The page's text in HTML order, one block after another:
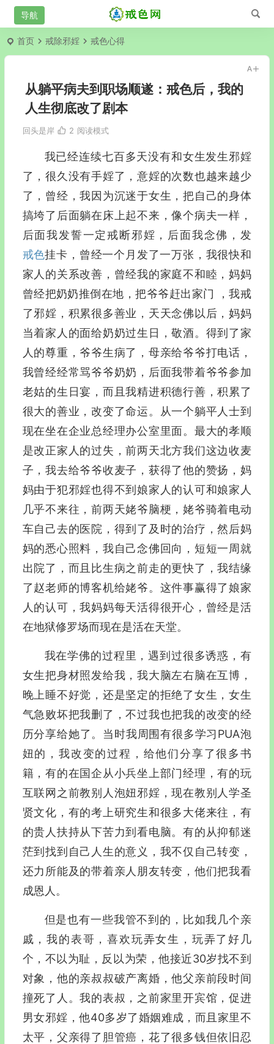
首页 戒除邪婬 戒色心得
从躺平病夫到职场顺遂：戒色后，我的
人生彻底改了剧本
回头是岸 2 阅读模式
我已经连续七百多天没有和女生发生邪婬
了，很久没有手婬了，意婬的次数也越来越少
了，曾经，我因为沉迷于女生，把自己的身体
搞垮了后面躺在床上起不来，像个病夫一样，
后面我发誓一定戒断邪婬，后面我念佛，发
戒色挂卡，曾经一个月发了一万张，我很快和
家人的关系改善，曾经我的家庭不和睦，妈妈
曾经把奶奶推倒在地，把爷爷赶出家门 ，我戒
了邪婬，积累很多善业，天天念佛以后，妈妈
当着家人的面给奶奶过生日，敬酒。得到了家
人的尊重，爷爷生病了，母亲给爷爷打电话，
我曾经经常骂爷爷奶奶，后面我带着爷爷参加
老姑的生日宴，而且我精进积德行善，积累了
很大的善业，改变了命运。从一个躺平人士到
现在坐在企业总经理办公室里面。最大的孝顺
是改正家人的过失，前两天北方我们这边收麦
子，我去给爷爷收麦子，获得了他的赞扬，妈
妈由于犯邪婬也得不到娘家人的认可和娘家人
几乎不来往，前两天姥爷脑梗，姥爷骑着电动
车自己去的医院，得到了及时的治疗，然后妈
妈的悉心照料，我自己念佛回向，短短一周就
出院了，而且比生病之前走的更快了，我结缘
了赵老师的博客机给姥爷。这件事赢得了娘家
人的认可，我妈妈每天活得很开心，曾经是活
在地狱修罗场而现在是活在天堂。
我在学佛的过程里，遇到过很多诱惑，有
女生把身材照发给我，我大脑左右脑在互博，
晚上睡不好觉，还是坚定的拒绝了女生，女生
气急败坏把我删了，不过我也把我的改变的经
历分享给她了。当时我周围有很多学习PUA泡
妞的，我改变的过程，给他们分享了很多书
籍，有的在国企从小兵坐上部门经理，有的玩
互联网之前教别人泡妞邪婬，现在教别人学圣
贤文化，有的考上研究生和很多大佬来往，有
的贵人扶持从下苦力到看电脑。有的从抑郁迷
茫到找到自己人生的意义，我不仅自己转变，
还力所能及的带着亲人朋友转变，他们把我看
成恩人。
但是也有一些我管不到的，比如我几个亲
戚，我的表哥，喜欢玩弄女生，玩弄了好几
个，不以为耻，反以为荣，他接近30岁找不到
对象，他的亲叔叔破产离婚，他父亲前段时间
撞死了人。我的表叔，之前家里开宾馆，促进
男女邪婬，他40多岁了婚姻难成，而且家里不
太平，父亲得了胆管癌，花了很多钱但依旧忍